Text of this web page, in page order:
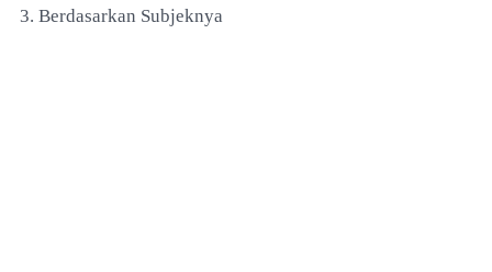
3. Berdasarkan Subjeknya